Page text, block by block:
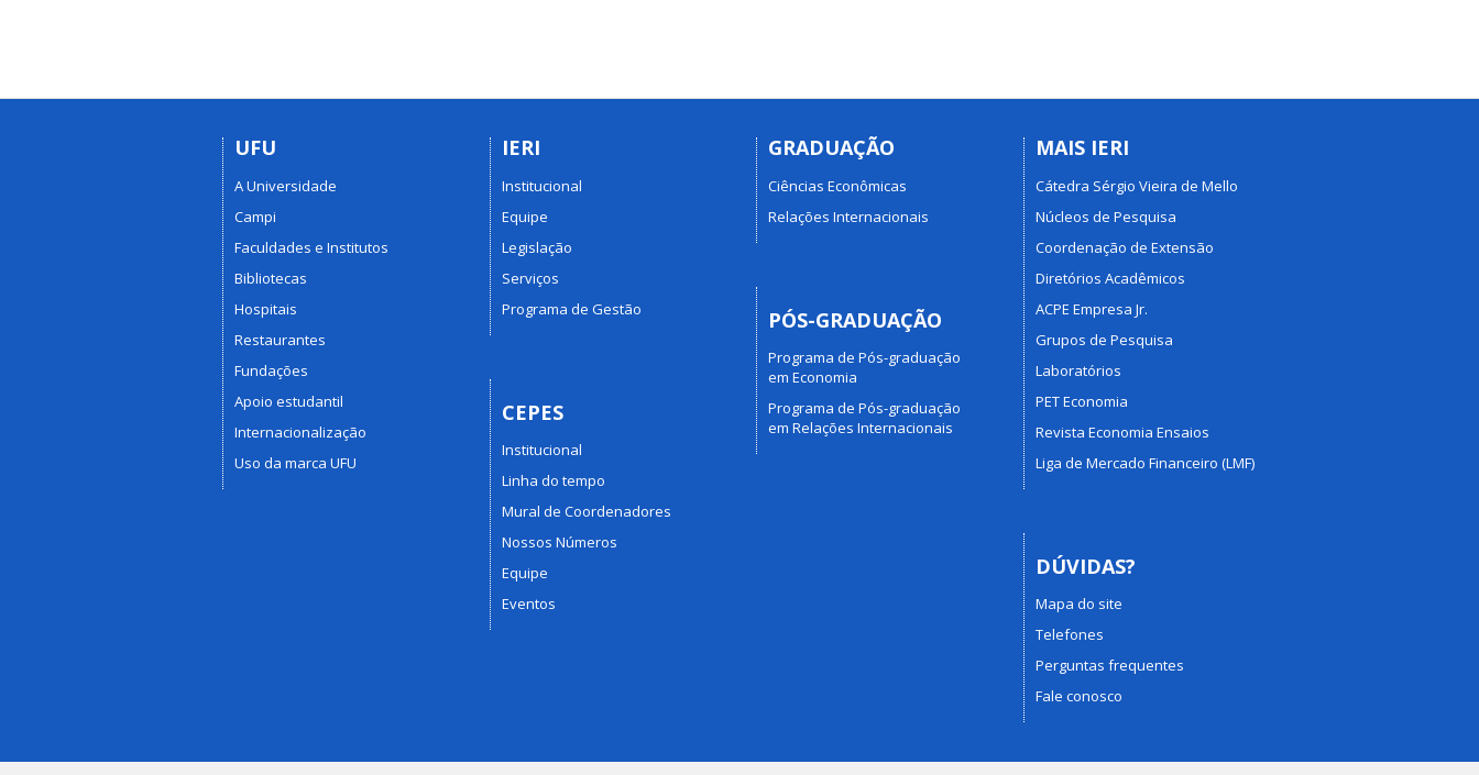
UFU
A Universidade
Campi
Faculdades e Institutos
Bibliotecas
Hospitais
Restaurantes
Fundações
Apoio estudantil
Internacionalização
Uso da marca UFU
IERI
Institucional
Equipe
Legislação
Serviços
Programa de Gestão
CEPES
Institucional
Linha do tempo
Mural de Coordenadores
Nossos Números
Equipe
Eventos
GRADUAÇÃO
Ciências Econômicas
Relações Internacionais
PÓS-GRADUAÇÃO
Programa de Pós-graduação
em Economia
Programa de Pós-graduação
em Relações Internacionais
MAIS IERI
Cátedra Sérgio Vieira de Mello
Núcleos de Pesquisa
Coordenação de Extensão
Diretórios Acadêmicos
ACPE Empresa Jr.
Grupos de Pesquisa
Laboratórios
PET Economia
Revista Economia Ensaios
Liga de Mercado Financeiro (LMF)
DÚVIDAS?
Mapa do site
Telefones
Perguntas frequentes
Fale conosco